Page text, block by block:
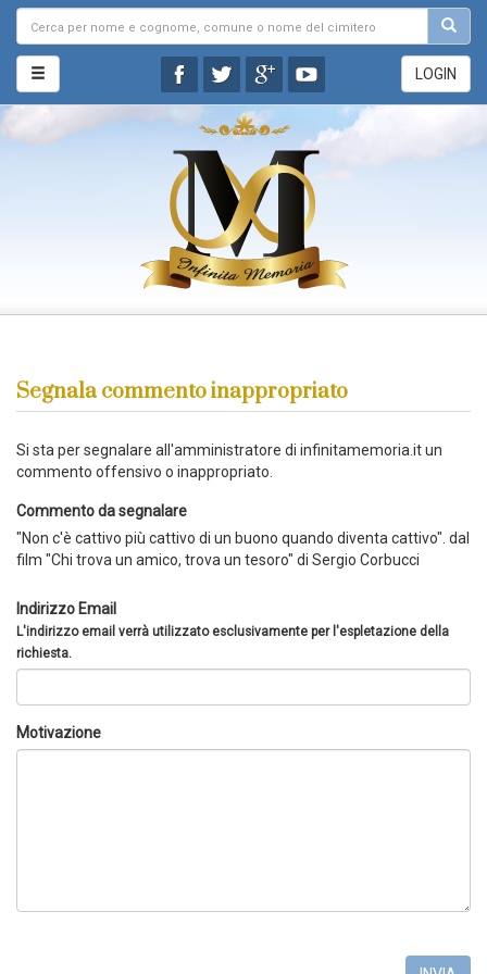
LOGIN
Segnala commento inappropriato
Si sta per segnalare all'amministratore di infinitamemoria.it un
commento offensivo o inappropriato.
Commento da segnalare
"Non c'è cattivo più cattivo di un buono quando diventa cattivo". dal
film "Chi trova un amico, trova un tesoro" di Sergio Corbucci
Indirizzo Email
L'indirizzo email verrà utilizzato esclusivamente per l'espletazione della
richiesta.
Motivazione